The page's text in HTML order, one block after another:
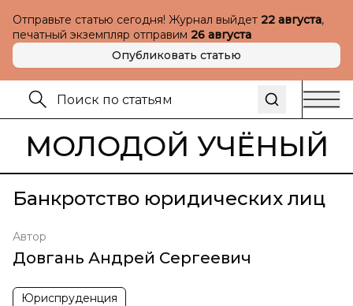
Отправьте статью сегодня! Журнал выйдет 22 августа,
печатный экземпляр отправим 26 августа
Опубликовать статью
МОЛОДОЙ УЧЁНЫЙ
Банкротство юридических лиц
Автор
Довгань Андрей Сергеевич
Юриспруденция